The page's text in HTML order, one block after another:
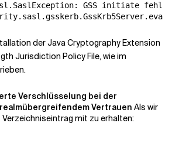
GSS initiate
der Java Cryptography Extension
Jurisdiction Policy File, wie im
Verschlüsselung bei der
Vertrauen Als wir
mit zu erhalten: